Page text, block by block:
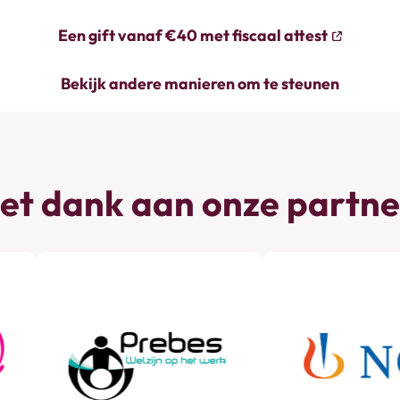
Een gift vanaf €40 met fiscaal attest
Bekijk andere manieren om te steunen
dank aan onze